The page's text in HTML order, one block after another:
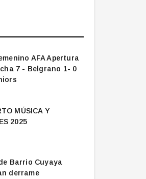
AFA Apertura
7 - Belgrano 1- 0
MÚSICA Y
2025
Barrio Cuyaya
derrame